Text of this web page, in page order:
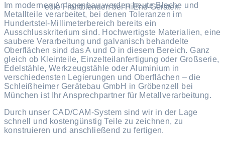
edle Frontblenden bei HiEnd-Geräten.
Im modernen Anlagenbau werden heute Bleche und
Metallteile verarbeitet, bei denen Toleranzen im
Hundertstel-Millimeterbereich bereits ein
Ausschlusskriterium sind. Hochwertigste Materialien, eine
saubere Verarbeitung und galvanisch behandelte
Oberflächen sind das A und O in diesem Bereich. Ganz
gleich ob Kleinteile, Einzelteilanfertigung oder Großserie,
Edelstähle, Werkzeugstähle oder Aluminium in
verschiedensten Legierungen und Oberflächen – die
Schleißheimer Gerätebau GmbH in Gröbenzell bei
München ist Ihr Ansprechpartner für Metallverarbeitung.
Durch unser CAD/CAM-System sind wir in der Lage
schnell und kostengünstig Teile zu zeichnen, zu
konstruieren und anschließend zu fertigen.